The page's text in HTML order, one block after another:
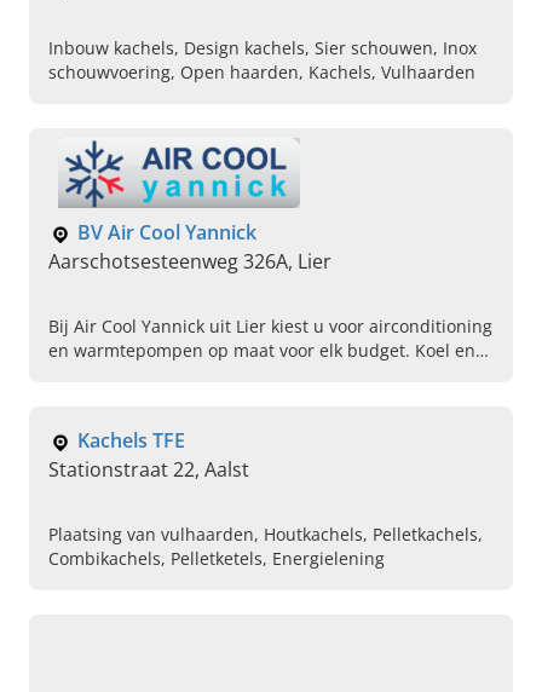
Inbouw kachels, Design kachels, Sier schouwen, Inox
schouwvoering, Open haarden, Kachels, Vulhaarden
BV Air Cool Yannick
Aarschotsesteenweg 326A, Lier
Bij Air Cool Yannick uit Lier kiest u voor airconditioning
en warmtepompen op maat voor elk budget. Koel en
Kachels TFE
Stationstraat 22, Aalst
Plaatsing van vulhaarden, Houtkachels, Pelletkachels,
Combikachels, Pelletketels, Energielening